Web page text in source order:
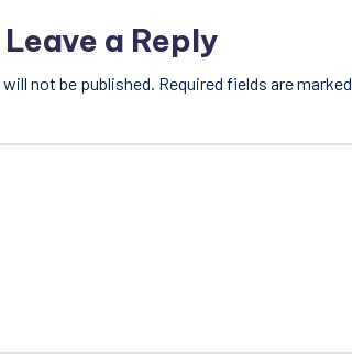
Leave a Reply
not be published. Required fields are marked